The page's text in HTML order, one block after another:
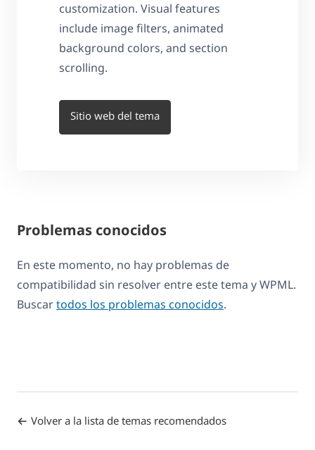
customization. Visual features
include image filters, animated
background colors, and section
scrolling.
Sitio web del tema
Problemas conocidos
En este momento, no hay problemas de
compatibilidad sin resolver entre este tema y WPML.
Buscartodos los problemas conocidos.
Volver a la lista de temas recomendados